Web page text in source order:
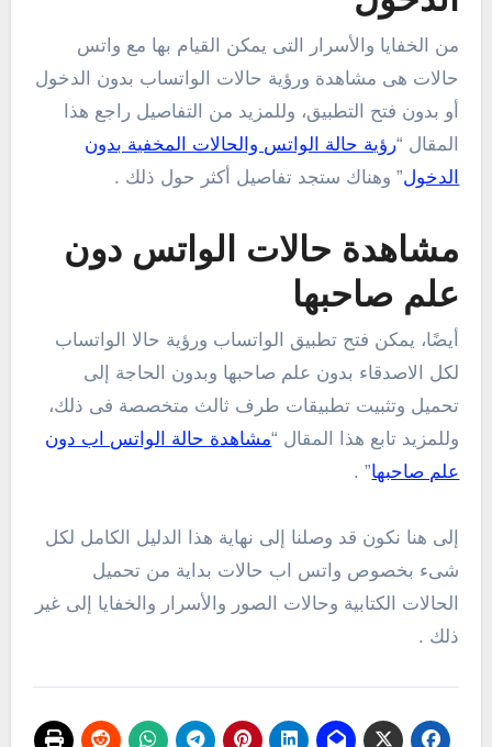
من الخفايا والأسرار التى يمكن القيام بها مع واتس
حالات هى مشاهدة ورؤية حالات الواتساب بدون الدخول
أو بدون فتح التطبيق، وللمزيد من التفاصيل راجع هذا
المقال “رؤية حالة الواتس والحالات المخفية بدون
الدخول” وهناك ستجد تفاصيل أكثر حول ذلك .
مشاهدة حالات الواتس دون
علم صاحبها
أيضًا، يمكن فتح تطبيق الواتساب ورؤية حالا الواتساب
لكل الاصدقاء بدون علم صاحبها وبدون الحاجة إلى
تحميل وتثبيت تطبيقات طرف ثالث متخصصة فى ذلك،
وللمزيد تابع هذا المقال “مشاهدة حالة الواتس اب دون
علم صاحبها” .
إلى هنا نكون قد وصلنا إلى نهاية هذا الدليل الكامل لكل
شىء بخصوص واتس اب حالات بداية من تحميل
الحالات الكتابية وحالات الصور والأسرار والخفايا إلى غير
ذلك .